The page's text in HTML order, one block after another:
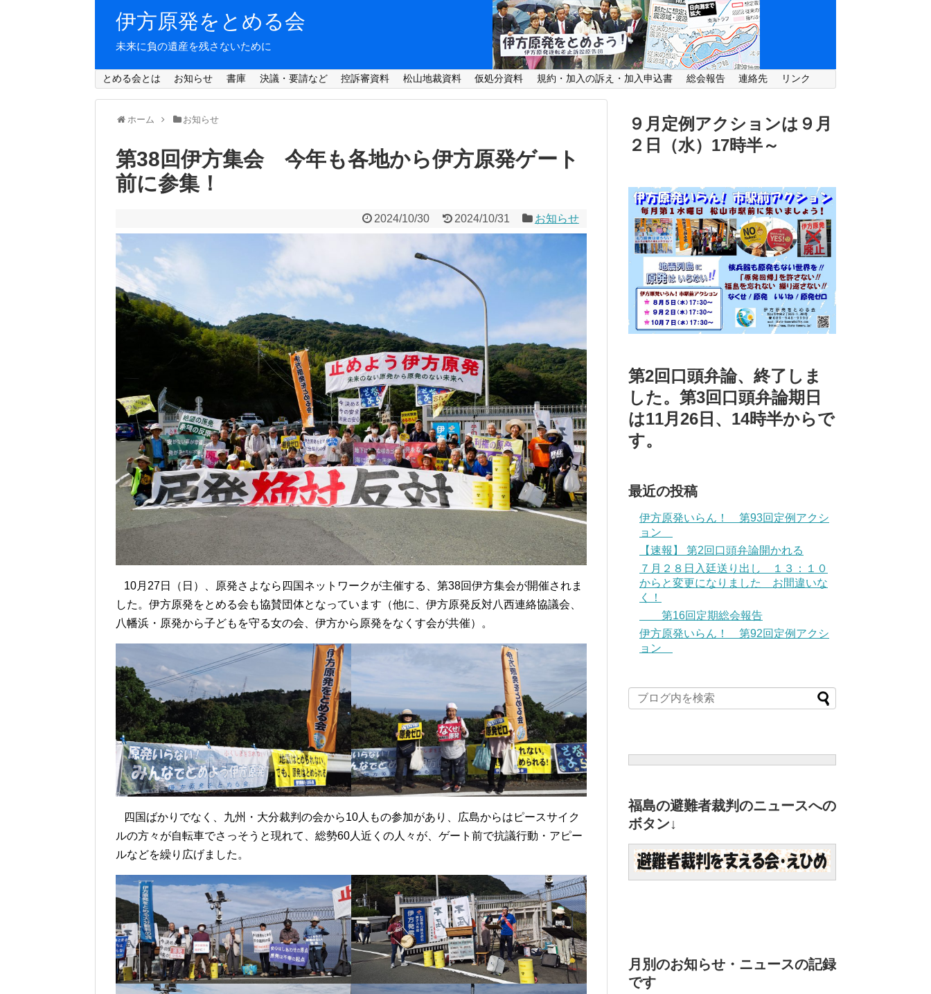
伊方原発をとめる会
未来に負の遺産を残さないために
とめる会とは お知らせ 書庫 決議・要請など 控訴審資料 松山地裁資料 仮処分資料 規約・加入の訴え・加入申込書 総会報告 連絡先 リンク
ホーム お知らせ
第38回伊方集会 今年も各地から伊方原発ゲート
前に参集！
2024/10/30 2024/10/31 お知らせ
10月27日（日）、原発さよなら四国ネットワークが主催する、第38回伊方集会が開催されま
した。伊方原発をとめる会も協賛団体となっています（他に、伊方原発反対八西連絡協議会、
八幡浜・原発から子どもを守る女の会、伊方から原発をなくす会が共催）。
四国ばかりでなく、九州・大分裁判の会から10人もの参加があり、広島からはピースサイク
ルの方々が自転車でさっそうと現れて、総勢60人近くの人々が、ゲート前で抗議行動・アピー
ルなどを繰り広げました。
９月定例アクションは９月
２日（水） 17時半～
第2回口頭弁論、終了しま
した。第3回口頭弁論期日
は11月26日、14時半からで
す。
最近の投稿
伊方原発いらん！ 第93回定例アクシ
ョン
【速報】 第2回口頭弁論開かれる
７月２８日入廷送り出し １３：１０
からと変更になりました お間違いな
く！
第16回定期総会報告
伊方原発いらん！ 第92回定例アクシ
ョン
福島の避難者裁判のニュースへの
ボタン↓
月別のお知らせ・ニュースの記録
です